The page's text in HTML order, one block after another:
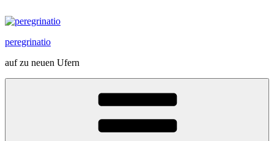
Inhalt
peregrinatio
auf zu neuen Ufern